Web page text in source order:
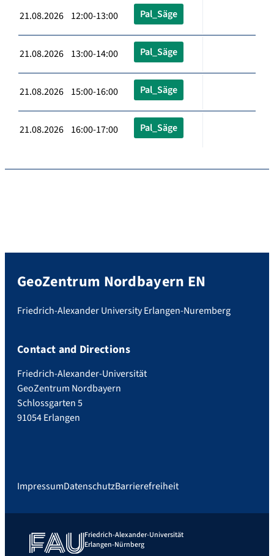
21.08.2026 12:00-13:00 Pal_Säge
21.08.2026 13:00-14:00 Pal_Säge
21.08.2026 15:00-16:00 Pal_Säge
21.08.2026 16:00-17:00 Pal_Säge
GeoZentrum Nordbayern EN
Friedrich-Alexander University Erlangen-Nuremberg
Contact and Directions
Friedrich-Alexander-Universität
GeoZentrum Nordbayern
Schlossgarten 5
91054 Erlangen
ImpressumDatenschutzBarrierefreiheit
Friedrich-Alexander-Universität
Erlangen-Nürnberg